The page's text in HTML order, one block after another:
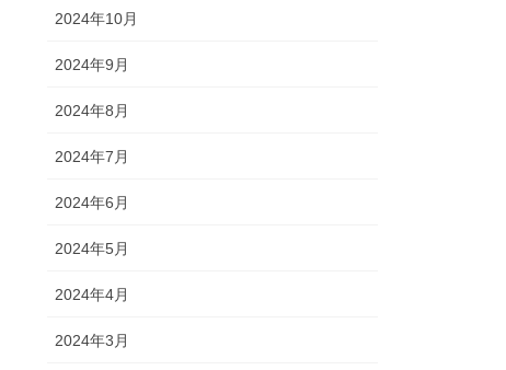
2024年10月
2024年9月
2024年8月
2024年7月
2024年6月
2024年5月
2024年4月
2024年3月